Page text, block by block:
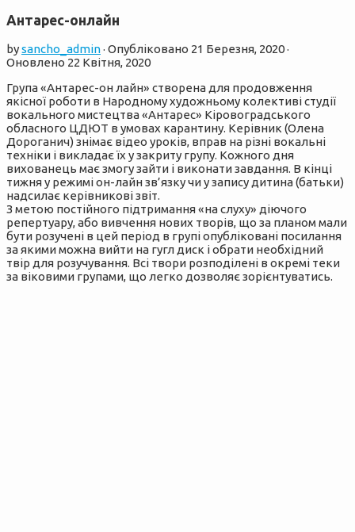
Антарес-онлайн
bysancho_admin· Опубліковано 21 Березня, 2020·
Оновлено 22 Квітня, 2020
Група «Антарес-он лайн» створена для продовження
якісної роботи в Народному художньому колективі студії
вокального мистецтва «Антарес» Кіровоградського
обласного ЦДЮТ в умовах карантину. Керівник (Олена
Дороганич) знімає відео уроків, вправ на різні вокальні
техніки і викладає їх у закриту групу. Кожного дня
вихованець має змогу зайти і виконати завдання. В кінці
тижня у режимі он-лайн зв’язку чи у запису дитина (батьки)
надсилає керівникові звіт.
З метою постійного підтримання «на слуху» діючого
репертуару, або вивчення нових творів, що за планом мали
бути розучені в цей період в групі опубліковані посилання
за якими можна вийти на гугл диск і обрати необхідний
твір для розучування. Всі твори розподілені в окремі теки
за віковими групами, що легко дозволяє зорієнтуватись.